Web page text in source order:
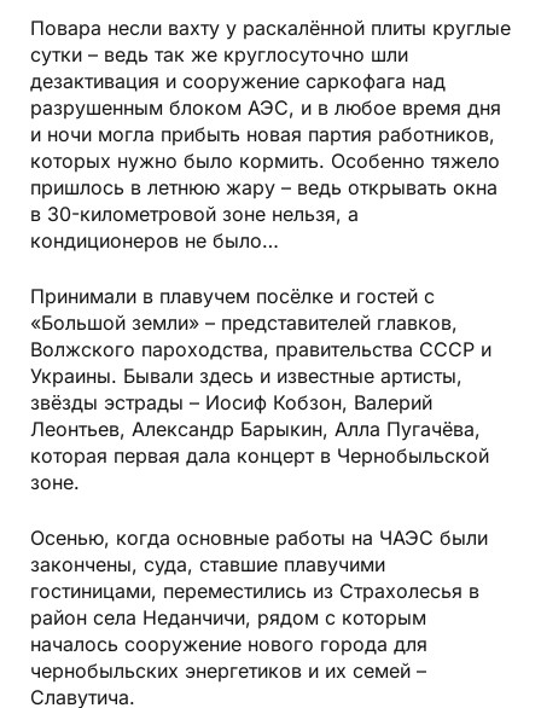
Повара несли вахту у раскалённой плиты круглые
сутки – ведь так же круглосуточно шли
дезактивация и сооружение саркофага над
разрушенным блоком АЭС, и в любое время дня
и ночи могла прибыть новая партия работников,
которых нужно было кормить. Особенно тяжело
пришлось в летнюю жару – ведь открывать окна
в 30-километровой зоне нельзя, а
кондиционеров не было…
Принимали в плавучем посёлке и гостей с
«Большой земли» – представителей главков,
Волжского пароходства, правительства СССР и
Украины. Бывали здесь и известные артисты,
звёзды эстрады – Иосиф Кобзон, Валерий
Леонтьев, Александр Барыкин, Алла Пугачёва,
которая первая дала концерт в Чернобыльской
зоне.
Осенью, когда основные работы на ЧАЭС были
закончены, суда, ставшие плавучими
гостиницами, переместились из Страхолесья в
район села Неданчичи, рядом с которым
началось сооружение нового города для
чернобыльских энергетиков и их семей –
Славутича.